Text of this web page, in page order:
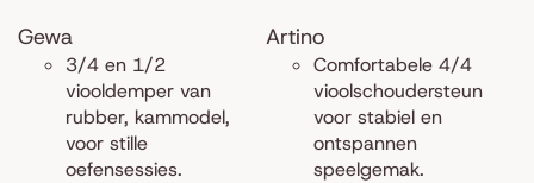
Gewa
3/4 en 1/2
viooldemper van
rubber, kammodel,
voor stille
oefensessies.
Artino
Comfortabele 4/4
vioolschoudersteun
voor stabiel en
ontspannen
speelgemak.